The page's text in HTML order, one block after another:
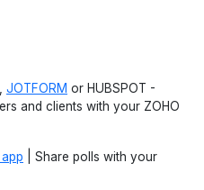
JOTFORM or HUBSPOT -
and clients with your ZOHO
| Share polls with your